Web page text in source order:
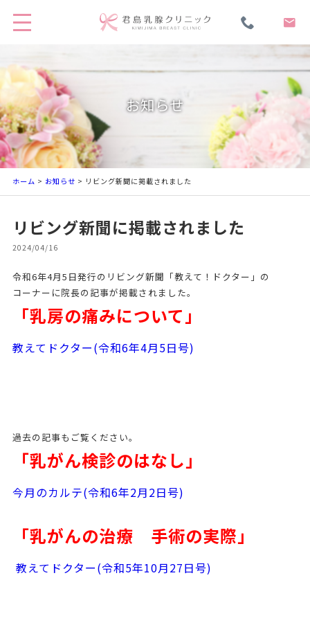
お知らせ
ホーム > お知らせ > リビング新聞に掲載されました
リビング新聞に掲載されました
2024/04/16
令和6年4月5日発行のリビング新聞「教えて！ドクター」の
コーナーに院長の記事が掲載されました。
「乳房の痛みについて」
教えてドクター(令和6年4月5日号)
過去の記事もご覧ください。
「乳がん検診のはなし」
今月のカルテ(令和6年2月2日号)
「乳がんの治療 手術の実際」
教えてドクター(令和5年10月27日号)